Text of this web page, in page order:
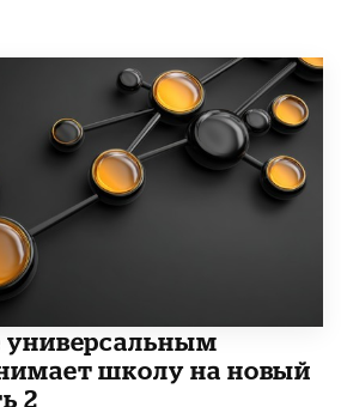
универсальным
школу на новый
2